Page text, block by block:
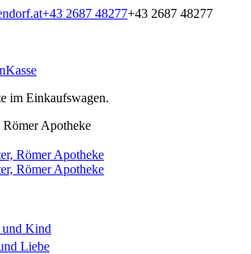
+43 2687 48277+43 2687 48277
Kasse
im Einkaufswagen.
Apotheke
Kind
Liebe